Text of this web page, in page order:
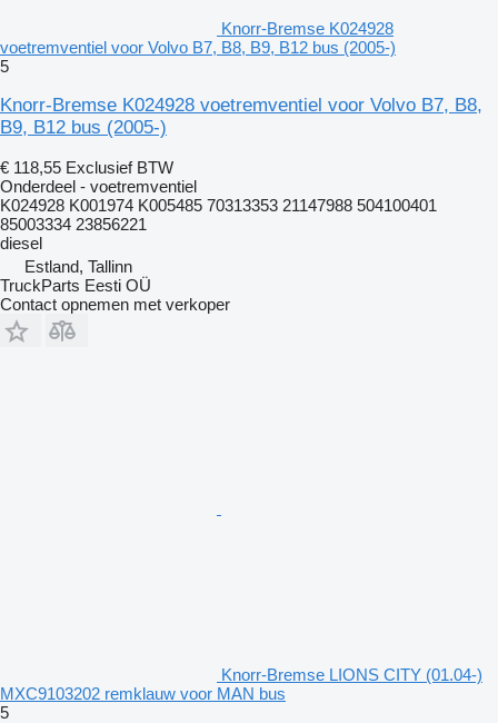
Knorr-Bremse K024928
voetremventiel voor Volvo B7, B8, B9, B12 bus (2005-)
5
Knorr-Bremse K024928 voetremventiel voor Volvo B7, B8,
B9, B12 bus (2005-)
€ 118,55 Exclusief BTW
Onderdeel - voetremventiel
K024928 K001974 K005485 70313353 21147988 504100401
85003334 23856221
diesel
Estland, Tallinn
TruckParts Eesti OÜ
Contact opnemen met verkoper
Knorr-Bremse LIONS CITY (01.04-)
MXC9103202 remklauw voor MAN bus
5